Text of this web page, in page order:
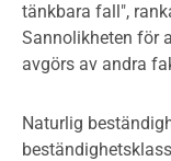
tänkbara fall",
Sannolikheten för
avgörs av andra
Naturlig